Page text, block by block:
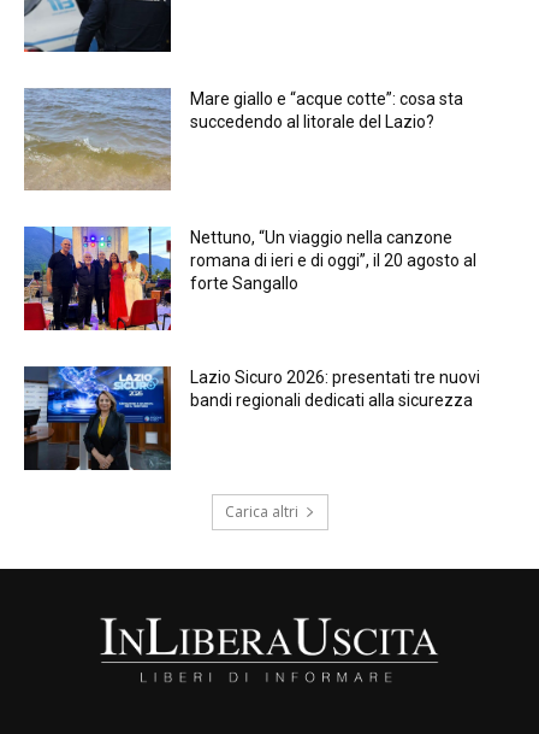
Mare giallo e “acque cotte”: cosa sta
succedendo al litorale del Lazio?
Nettuno, “Un viaggio nella canzone
romana di ieri e di oggi”, il 20 agosto al
forte Sangallo
Lazio Sicuro 2026: presentati tre nuovi
bandi regionali dedicati alla sicurezza
Carica altri